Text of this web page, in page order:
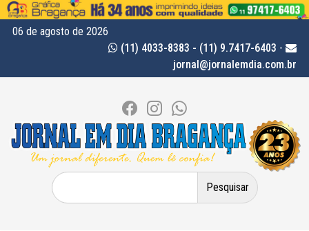
06 de agosto de 2026
(11) 4033-8383 - (11) 9.7417-6403 -
jornal@jornalemdia.com.br
Pesquisar
por: